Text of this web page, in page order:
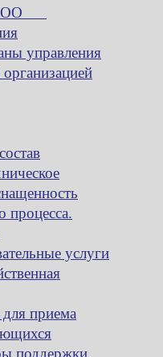
управления
процесса.
услуги
приема
поддержки